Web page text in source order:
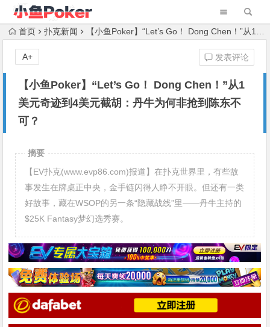
首页 扑克新闻 【小鱼Poker】“Let’s Go！ Dong Chen！”从1美元奇迹到4美元截胡：丹牛为何非抢到陈东不可？
【小鱼Poker】“Let’s Go！ Dong Chen！”从1
美元奇迹到4美元截胡：丹牛为何非抢到陈东不
可？
发表评论
A+
摘要
【EV扑克(www.evp86.com)报道】在扑克世界里，有些故
事发生在牌桌正中央，金手链闪得人睁不开眼。但还有一类
好故事，藏在WSOP的另一条“隐藏战线”里——丹牛主持的
$25K Fantasy梦幻选秀赛。